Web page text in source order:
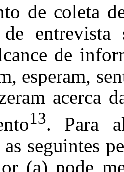
de coleta
entrevista
de
esperam,
acerca
13. Para
seguintes
(a) pode